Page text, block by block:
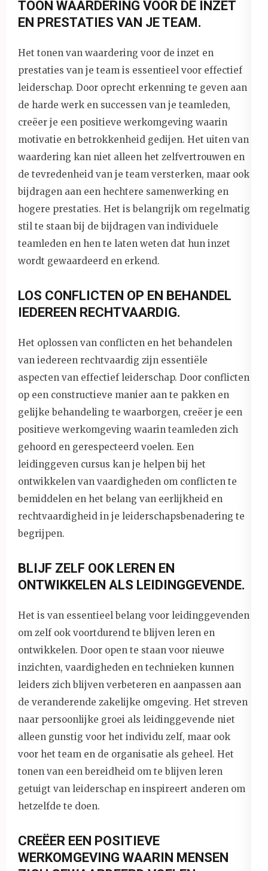
TOON WAARDERING VOOR DE INZET
EN PRESTATIES VAN JE TEAM.
Het tonen van waardering voor de inzet en
prestaties van je team is essentieel voor effectief
leiderschap. Door oprecht erkenning te geven aan
de harde werk en successen van je teamleden,
creëer je een positieve werkomgeving waarin
motivatie en betrokkenheid gedijen. Het uiten van
waardering kan niet alleen het zelfvertrouwen en
de tevredenheid van je team versterken, maar ook
bijdragen aan een hechtere samenwerking en
hogere prestaties. Het is belangrijk om regelmatig
stil te staan bij de bijdragen van individuele
teamleden en hen te laten weten dat hun inzet
wordt gewaardeerd en erkend.
LOS CONFLICTEN OP EN BEHANDEL
IEDEREEN RECHTVAARDIG.
Het oplossen van conflicten en het behandelen
van iedereen rechtvaardig zijn essentiële
aspecten van effectief leiderschap. Door conflicten
op een constructieve manier aan te pakken en
gelijke behandeling te waarborgen, creëer je een
positieve werkomgeving waarin teamleden zich
gehoord en gerespecteerd voelen. Een
leidinggeven cursus kan je helpen bij het
ontwikkelen van vaardigheden om conflicten te
bemiddelen en het belang van eerlijkheid en
rechtvaardigheid in je leiderschapsbenadering te
begrijpen.
BLIJF ZELF OOK LEREN EN
ONTWIKKELEN ALS LEIDINGGEVENDE.
Het is van essentieel belang voor leidinggevenden
om zelf ook voortdurend te blijven leren en
ontwikkelen. Door open te staan voor nieuwe
inzichten, vaardigheden en technieken kunnen
leiders zich blijven verbeteren en aanpassen aan
de veranderende zakelijke omgeving. Het streven
naar persoonlijke groei als leidinggevende niet
alleen gunstig voor het individu zelf, maar ook
voor het team en de organisatie als geheel. Het
tonen van een bereidheid om te blijven leren
getuigt van leiderschap en inspireert anderen om
hetzelfde te doen.
CREËER EEN POSITIEVE
WERKOMGEVING WAARIN MENSEN